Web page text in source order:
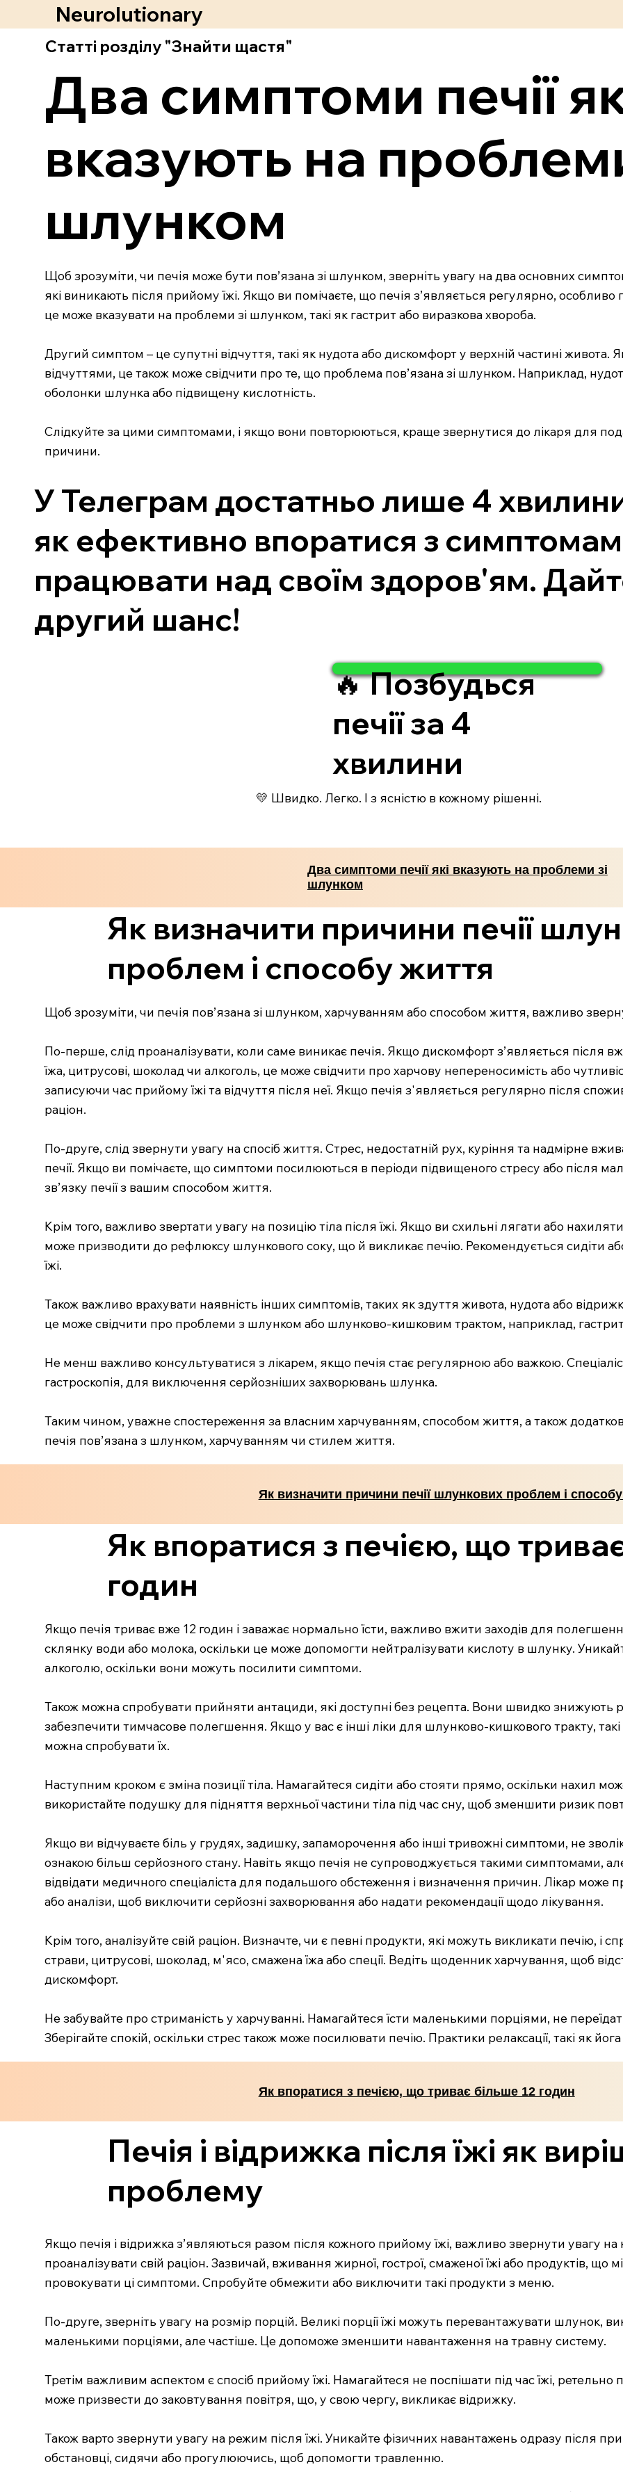
Neurolutionary
Статті розділу "Знайти щастя"
Два симптоми печії
вказують на
шлунком
Щоб зрозуміти, чи печія може бути пов’язана зі шлунком, зверніть увагу на два основних
які виникають після прийому їжі. Якщо ви помічаєте, що печія з’являється регулярно, особливо
це може вказувати на проблеми зі шлунком, такі як гастрит або виразкова хвороба.
Другий симптом – це супутні відчуття, такі як нудота або дискомфорт у верхній частині
відчуттями, це також може свідчити про те, що проблема пов’язана зі шлунком. Наприклад,
оболонки шлунка або підвищену кислотність.
Слідкуйте за цими симптомами, і якщо вони повторюються, краще звернутися до лікаря для
причини.
У Телеграм достатньо лише 4
як ефективно впоратися з
працювати над своїм здоров'ям.
другий шанс!
🔥 Позбудься
печії за 4
хвилини
💛 Швидко. Легко. І з ясністю в кожному рішенні.
Два симптоми печії які вказують на проблеми зі
шлунком
Як визначити причини печії
проблем і способу життя
Щоб зрозуміти, чи печія пов’язана зі шлунком, харчуванням або способом життя, важливо
По-перше, слід проаналізувати, коли саме виникає печія. Якщо дискомфорт з’являється після
їжа, цитрусові, шоколад чи алкоголь, це може свідчити про харчову непереносимість або
записуючи час прийому їжі та відчуття після неї. Якщо печія з'являється регулярно після
раціон.
По-друге, слід звернути увагу на спосіб життя. Стрес, недостатній рух, куріння та надмірне
печії. Якщо ви помічаєте, що симптоми посилюються в періоди підвищеного стресу або після
зв’язку печії з вашим способом життя.
Крім того, важливо звертати увагу на позицію тіла після їжі. Якщо ви схильні лягати або
може призводити до рефлюксу шлункового соку, що й викликає печію. Рекомендується сидіти
їжі.
Також важливо врахувати наявність інших симптомів, таких як здуття живота, нудота або
це може свідчити про проблеми з шлунком або шлунково-кишковим трактом, наприклад,
Не менш важливо консультуватися з лікарем, якщо печія стає регулярною або важкою.
гастроскопія, для виключення серйозніших захворювань шлунка.
Таким чином, уважне спостереження за власним харчуванням, способом життя, а також
печія пов’язана з шлунком, харчуванням чи стилем життя.
Як визначити причини печії шлункових проблем і
Як впоратися з печією, що
годин
Якщо печія триває вже 12 годин і заважає нормально їсти, важливо вжити заходів для
склянку води або молока, оскільки це може допомогти нейтралізувати кислоту в шлунку.
алкоголю, оскільки вони можуть посилити симптоми.
Також можна спробувати прийняти антациди, які доступні без рецепта. Вони швидко знижують
забезпечити тимчасове полегшення. Якщо у вас є інші ліки для шлунково-кишкового тракту,
можна спробувати їх.
Наступним кроком є зміна позиції тіла. Намагайтеся сидіти або стояти прямо, оскільки нахил
використайте подушку для підняття верхньої частини тіла під час сну, щоб зменшити ризик
Якщо ви відчуваєте біль у грудях, задишку, запаморочення або інші тривожні симптоми, не
ознакою більш серйозного стану. Навіть якщо печія не супроводжується такими симптомами,
відвідати медичного спеціаліста для подальшого обстеження і визначення причин. Лікар може
або аналізи, щоб виключити серйозні захворювання або надати рекомендації щодо лікування.
Крім того, аналізуйте свій раціон. Визначте, чи є певні продукти, які можуть викликати печію, і
страви, цитрусові, шоколад, м'ясо, смажена їжа або спеції. Ведіть щоденник харчування, щоб
дискомфорт.
Не забувайте про стриманість у харчуванні. Намагайтеся їсти маленькими порціями, не
Зберігайте спокій, оскільки стрес також може посилювати печію. Практики релаксації, такі як
Як впоратися з печією, що триває більше 12 годин
Печія і відрижка після їжі як
проблему
Якщо печія і відрижка з’являються разом після кожного прийому їжі, важливо звернути увагу
проаналізувати свій раціон. Зазвичай, вживання жирної, гострої, смаженої їжі або продуктів, що
провокувати ці симптоми. Спробуйте обмежити або виключити такі продукти з меню.
По-друге, зверніть увагу на розмір порцій. Великі порції їжі можуть перевантажувати шлунок,
маленькими порціями, але частіше. Це допоможе зменшити навантаження на травну систему.
Третім важливим аспектом є спосіб прийому їжі. Намагайтеся не поспішати під час їжі,
може призвести до заковтування повітря, що, у свою чергу, викликає відрижку.
Також варто звернути увагу на режим після їжі. Уникайте фізичних навантажень одразу після
обстановці, сидячи або прогулюючись, щоб допомогти травленню.